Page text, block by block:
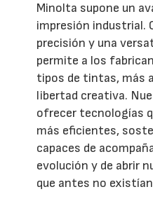
Minolta supone un
impresión industrial.
precisión y una
permite a los
tipos de tintas, más
libertad creativa.
ofrecer tecnologías
más eficientes,
capaces de
evolución y de abrir
que antes no